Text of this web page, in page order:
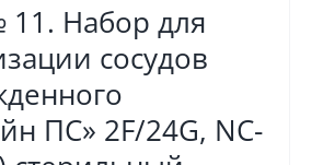
Набор для
сосудов
ПС» 2F/24G, NC-